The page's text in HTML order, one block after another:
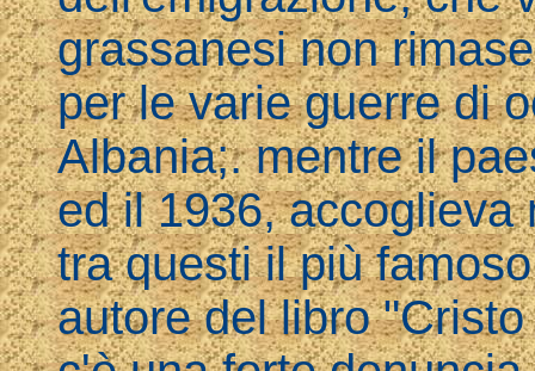
grassanesi non
per le varie guerre di
Albania;. mentre il
ed il 1936, accoglieva
tra questi il più
autore del libro